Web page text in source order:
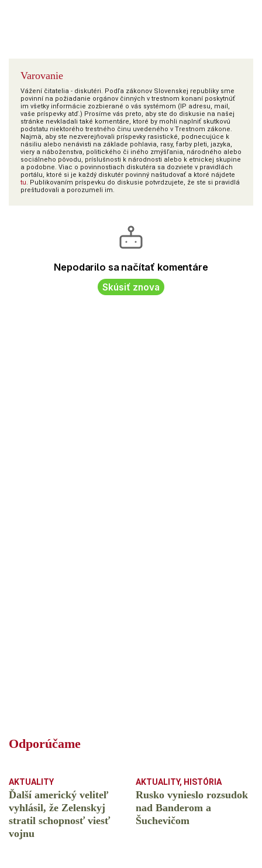
Varovanie
Vážení čitatelia - diskutéri. Podľa zákonov Slovenskej republiky sme
povinní na požiadanie orgánov činných v trestnom konaní poskytnúť
im všetky informácie zozbierané o vás systémom (IP adresu, mail,
vaše príspevky atď.) Prosíme vás preto, aby ste do diskusie na našej
stránke nevkladali také komentáre, ktoré by mohli naplniť skutkovú
podstatu niektorého trestného činu uvedeného v Trestnom zákone.
Najmä, aby ste nezverejňovali príspevky rasistické, podnecujúce k
násiliu alebo nenávisti na základe pohlavia, rasy, farby pleti, jazyka,
viery a náboženstva, politického či iného zmýšľania, národného alebo
sociálneho pôvodu, príslušnosti k národnosti alebo k etnickej skupine
a podobne. Viac o povinnostiach diskutéra sa dozviete v pravidlách
portálu, ktoré si je každý diskutér povinný naštudovať a ktoré nájdete
tu. Publikovaním príspevku do diskusie potvrdzujete, že ste si pravidlá
preštudovali a porozumeli im.
Odporúčame
AKTUALITY
Ďalší americký veliteľ
vyhlásil, že Zelenskyj
stratil schopnosť viesť
vojnu
AKTUALITY, HISTÓRIA
Rusko vynieslo rozsudok
nad Banderom a
Šuchevičom